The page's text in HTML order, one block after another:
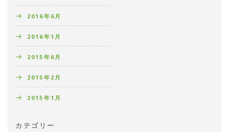
2016年6月
2016年1月
2015年6月
2015年2月
2015年1月
カテゴリー